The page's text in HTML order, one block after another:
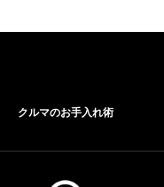
クルマのお手入れ術